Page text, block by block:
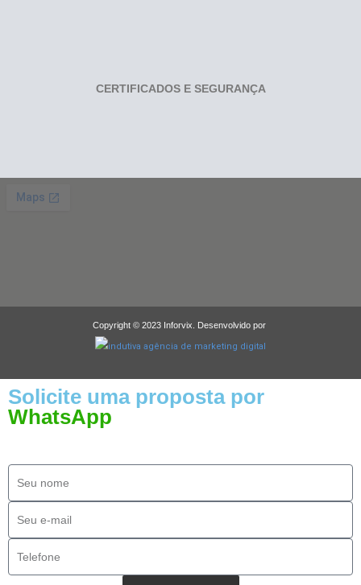
CERTIFICADOS E SEGURANÇA
Copyright © 2023 Inforvix. Desenvolvido por
Solicite uma proposta por
WhatsApp